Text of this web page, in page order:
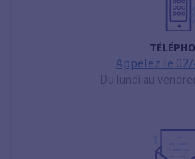
Appelez le 02/
Du lundi au